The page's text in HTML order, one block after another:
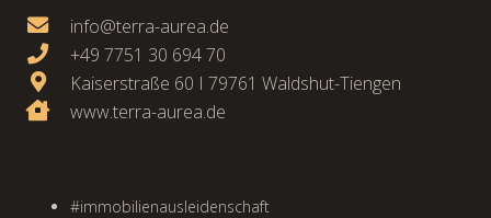
info@terra-aurea.de
+49 7751 30 694 70
Kaiserstraße 60 I 79761 Waldshut-Tiengen
www.terra-aurea.de
#immobilienausleidenschaft